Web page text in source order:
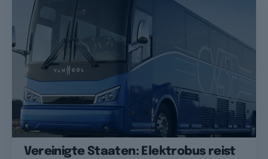
Vereinigte Staaten: Elektrobus reist